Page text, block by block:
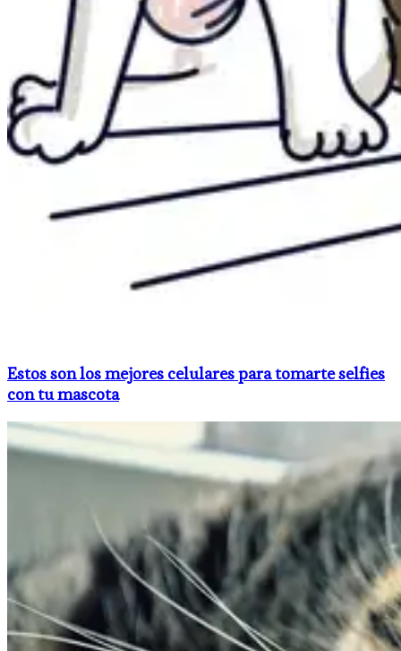
Estos son los mejores celulares para tomarte selfies
con tu mascota